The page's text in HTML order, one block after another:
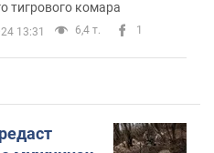
тигрового комара
13:31 6,4 т. 1